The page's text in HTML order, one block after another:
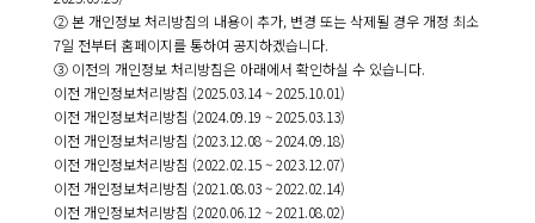
② 본 개인정보 처리방침의 내용이 추가, 변경 또는 삭제될 경우 개정 최소
7일 전부터 홈페이지를 통하여 공지하겠습니다.
③ 이전의 개인정보 처리방침은 아래에서 확인하실 수 있습니다.
이전 개인정보처리방침 (2025.03.14 ~ 2025.10.01)
이전 개인정보처리방침 (2024.09.19 ~ 2025.03.13)
이전 개인정보처리방침 (2023.12.08 ~ 2024.09.18)
이전 개인정보처리방침 (2022.02.15 ~ 2023.12.07)
이전 개인정보처리방침 (2021.08.03 ~ 2022.02.14)
이전 개인정보처리방침 (2020.06.12 ~ 2021.08.02)